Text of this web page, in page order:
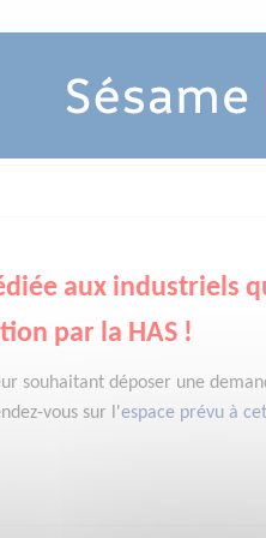
aux industriels
par la HAS !
souhaitant déposer une
vous sur l'espace prévu à